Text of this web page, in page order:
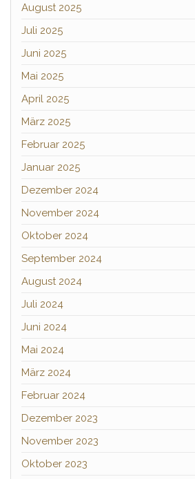
August 2025
Juli 2025
Juni 2025
Mai 2025
April 2025
März 2025
Februar 2025
Januar 2025
Dezember 2024
November 2024
Oktober 2024
September 2024
August 2024
Juli 2024
Juni 2024
Mai 2024
März 2024
Februar 2024
Dezember 2023
November 2023
Oktober 2023